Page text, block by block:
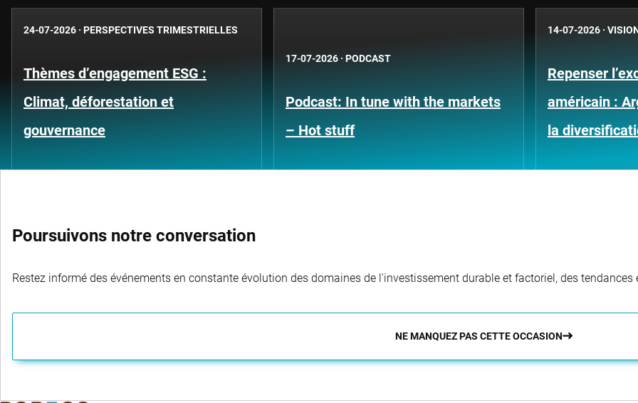
24-07-2026 · PERSPECTIVES TRIMESTRIELLES
Thèmes d’engagement ESG :
Climat, déforestation et
gouvernance
17-07-2026 · PODCAST
Podcast: In tune with the markets
– Hot stuff
14-07-2026 ·
Repenser
américain :
la
Poursuivons notre conversation
Restez informé des événements en constante évolution des domaines de l'investissement durable et factoriel, des tendances
NE MANQUEZ PAS CETTE OCCASION